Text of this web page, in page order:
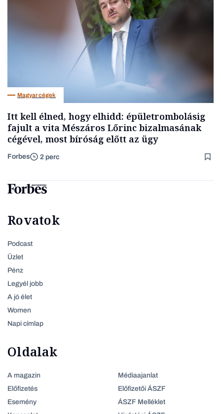
Magyar cégek
Itt kell élned, hogy elhidd: épületrombolásig
fajult a vita Mészáros Lőrinc bizalmasának
cégével, most bíróság előtt az ügy
Forbes 2 perc
Rovatok
Podcast
Üzlet
Pénz
Legyél jobb
A jó élet
Women
Napi címlap
Oldalak
A magazin
Előfizetés
Esemény
Médiaajanlat
Előfizetői ÁSZF
ÁSZF Melléklet